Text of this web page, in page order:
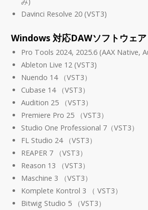
Davinci Resolve 20 (VST3)
Windows 対応DAWソフトウェア
Pro Tools 2024, 2025.6 (AAX Native,
Ableton Live 12 (VST3)
Nuendo 14 （VST3）
Cubase 14 （VST3）
Audition 25 （VST3）
Premiere Pro 25 （VST3）
Studio One Professional 7（VST3）
FL Studio 24 （VST3）
REAPER 7 （VST3）
Reason 13 （VST3）
Maschine 3 （VST3）
Komplete Kontrol 3 （ VST3）
Bitwig Studio 5 （VST3）